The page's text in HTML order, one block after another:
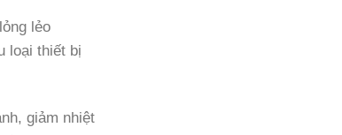
lẻo
loại thiết bị
giảm nhiệt